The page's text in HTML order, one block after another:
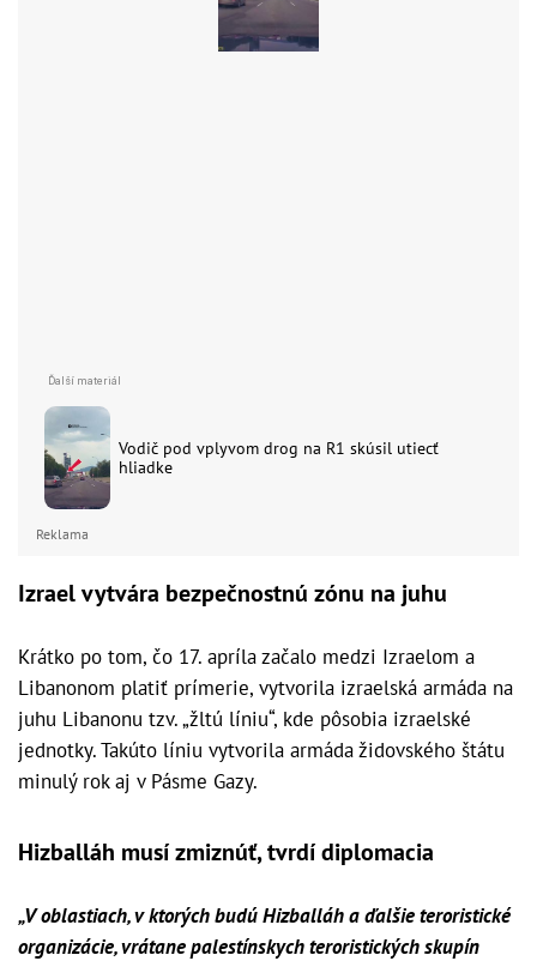
Vodič pod vplyvom drog na R1 skúsil utiecť
hliadke
Reklama
Izrael vytvára bezpečnostnú zónu na juhu
Krátko po tom, čo 17. apríla začalo medzi Izraelom a
Libanonom platiť prímerie, vytvorila izraelská armáda na
juhu Libanonu tzv. „žltú líniu“, kde pôsobia izraelské
jednotky. Takúto líniu vytvorila armáda židovského štátu
minulý rok aj v Pásme Gazy.
Hizballáh musí zmiznúť, tvrdí diplomacia
„V oblastiach, v ktorých budú Hizballáh a ďalšie teroristické
organizácie, vrátane palestínskych teroristických skupín